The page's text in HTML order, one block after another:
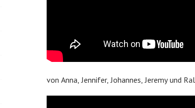
von Anna, Jennifer, Johannes, Jeremy und